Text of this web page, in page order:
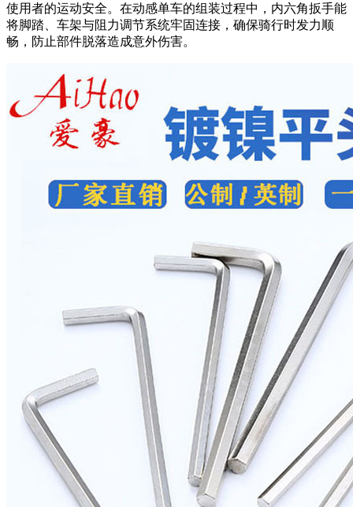
使用者的运动安全。在动感单车的组装过程中，内六角扳手能
将脚踏、车架与阻力调节系统牢固连接，确保骑行时发力顺
畅，防止部件脱落造成意外伤害。